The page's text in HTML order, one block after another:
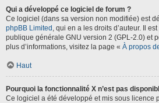
Qui a développé ce logiciel de forum ?
Ce logiciel (dans sa version non modifiée) est
phpBB Limited , qui en a les droits d’auteur. Il
publique générale GNU version 2 (GPL-2.0) et
plus d’informations, visitez la page « À propos
Haut
Pourquoi la fonctionnalité X n’est pas
Ce logiciel a été développé et mis sous licence